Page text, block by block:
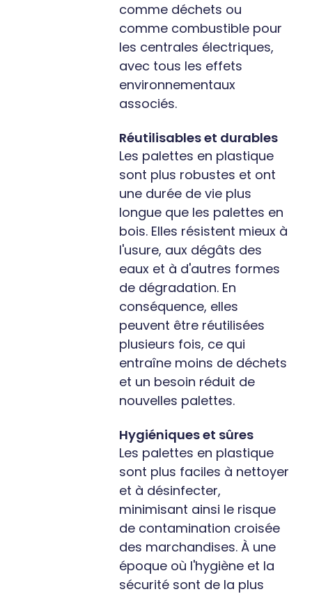
comme déchets ou
comme combustible pour
les centrales électriques,
avec tous les effets
environnementaux
associés.
Réutilisables et durables
Les palettes en plastique
sont plus robustes et ont
une durée de vie plus
longue que les palettes en
bois. Elles résistent mieux à
l'usure, aux dégâts des
eaux et à d'autres formes
de dégradation. En
conséquence, elles
peuvent être réutilisées
plusieurs fois, ce qui
entraîne moins de déchets
et un besoin réduit de
nouvelles palettes.
Hygiéniques et sûres
Les palettes en plastique
sont plus faciles à nettoyer
et à désinfecter,
minimisant ainsi le risque
de contamination croisée
des marchandises. À une
époque où l'hygiène et la
sécurité sont de la plus